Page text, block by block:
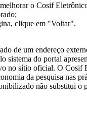
o Cosif
clique em "Voltar".
de um endereço
sistema do portal
no sítio oficial. O Cosif
da pesquisa nas
não substitui o